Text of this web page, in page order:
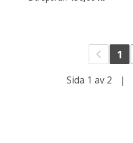
1
Sida 1 av 2 |